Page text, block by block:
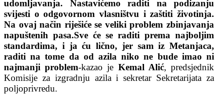
udomljavanja. Nastavićemo raditi na podizanju
svijesti o odgovornom vlasništvu i zaštiti životinja.
Na ovaj način riješiće se veliki problem zbinjavanja
napuštenih pasa.Sve će se raditi prema najboljim
standardima, i ja ću lično, jer sam iz Metanjaca,
raditi na tome da od azila niko ne bude imao ni
najmanji problem-kazao je Kemal Alić, predsjednik
Komisije za izgradnju azila i sekretar Sekretarijata za
poljoprivredu.